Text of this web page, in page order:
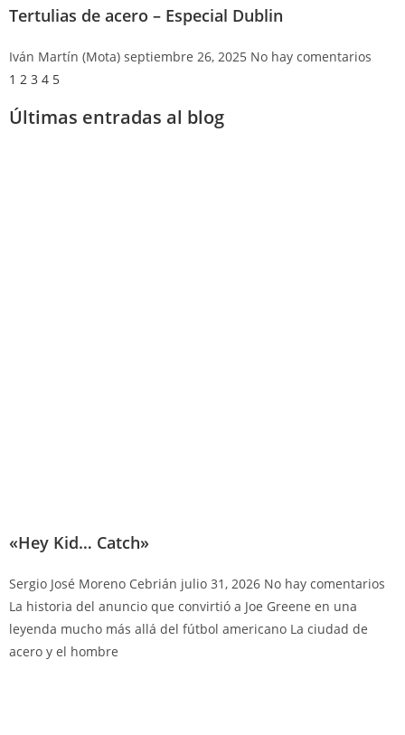
Tertulias de acero – Especial Dublin
Iván Martín (Mota) septiembre 26, 2025 No hay comentarios
1 2 3 4 5
Últimas entradas al blog
«Hey Kid… Catch»
Sergio José Moreno Cebrián julio 31, 2026 No hay comentarios
La historia del anuncio que convirtió a Joe Greene en una
leyenda mucho más allá del fútbol americano La ciudad de
acero y el hombre